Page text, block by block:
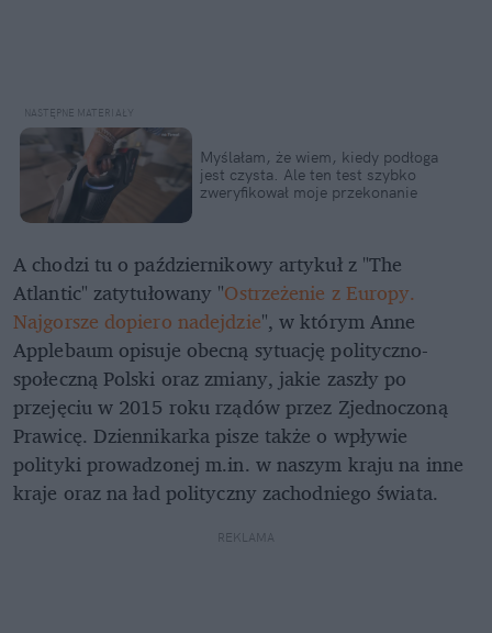
Myślałam, że wiem, kiedy podłoga
jest czysta. Ale ten test szybko
zweryfikował moje przekonanie
A chodzi tu o październikowy artykuł z "The
Atlantic" zatytułowany "Ostrzeżenie z Europy.
Najgorsze dopiero nadejdzie", w którym Anne
Applebaum opisuje obecną sytuację polityczno-
społeczną Polski oraz zmiany, jakie zaszły po
przejęciu w 2015 roku rządów przez Zjednoczoną
Prawicę. Dziennikarka pisze także o wpływie
polityki prowadzonej m.in. w naszym kraju na inne
kraje oraz na ład polityczny zachodniego świata.
REKLAMA